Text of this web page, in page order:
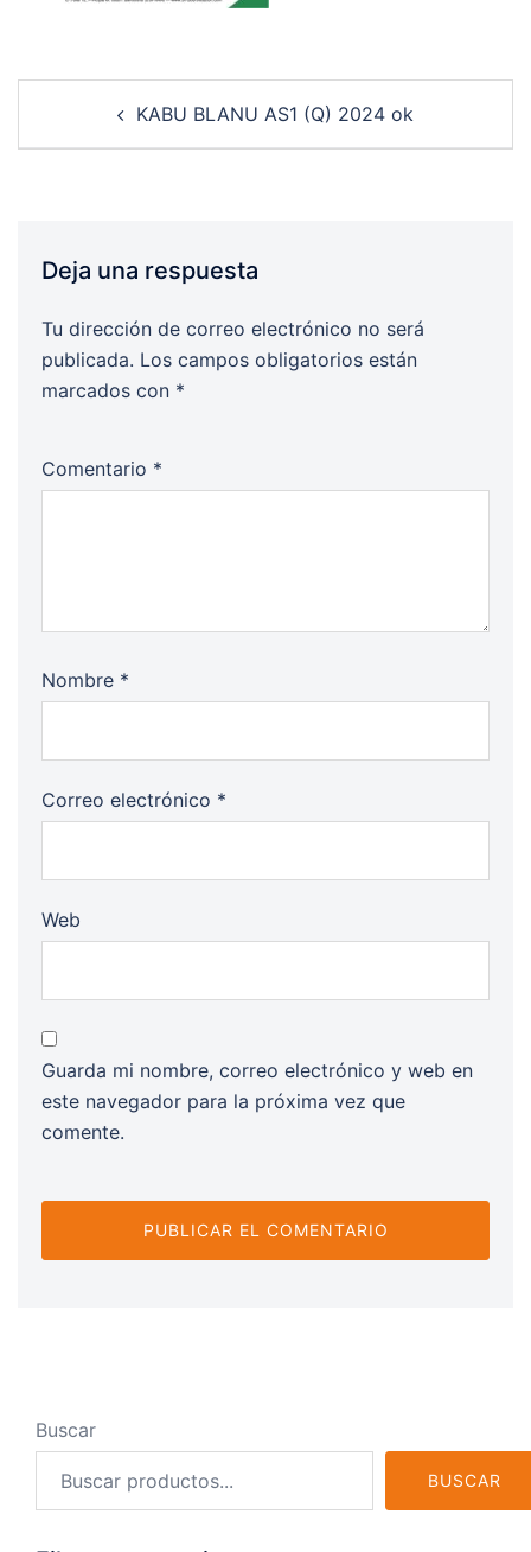
navigationKABU BLANU AS1 (Q) 2024 ok
Deja una respuesta
Tu dirección de correo electrónico no será
publicada. Los campos obligatorios están
marcados con *
Comentario *
Nombre *
Correo electrónico *
Web
Guarda mi nombre, correo electrónico y web en
este navegador para la próxima vez que
comente.
Buscar
BUSCAR